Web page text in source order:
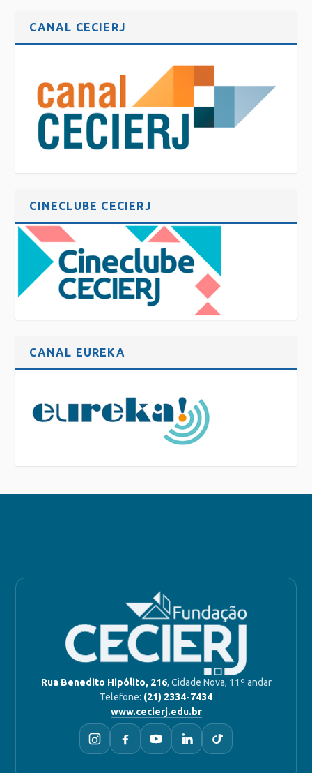
CANAL CECIERJ
CINECLUBE CECIERJ
CANAL EUREKA
Rua Benedito Hipólito, 216, Cidade Nova, 11º andar
Telefone: (21) 2334-7434
www.cecierj.edu.br